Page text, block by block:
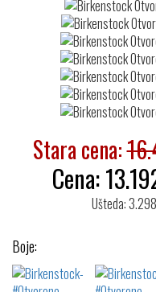
Stara cena:
Cena:
Ušteda:
Boje: